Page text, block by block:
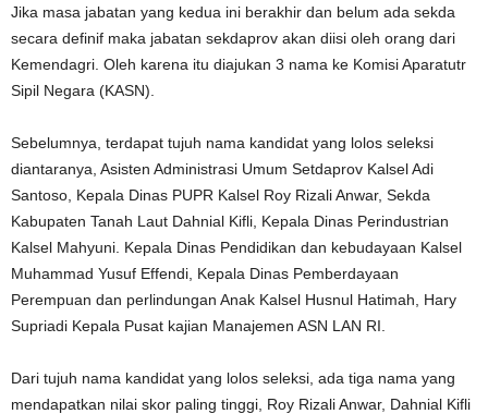
Jika masa jabatan yang kedua ini berakhir dan belum ada sekda
secara definif maka jabatan sekdaprov akan diisi oleh orang dari
Kemendagri. Oleh karena itu diajukan 3 nama ke Komisi Aparatutr
Sipil Negara (KASN).
Sebelumnya, terdapat tujuh nama kandidat yang lolos seleksi
diantaranya, Asisten Administrasi Umum Setdaprov Kalsel Adi
Santoso, Kepala Dinas PUPR Kalsel Roy Rizali Anwar, Sekda
Kabupaten Tanah Laut Dahnial Kifli, Kepala Dinas Perindustrian
Kalsel Mahyuni. Kepala Dinas Pendidikan dan kebudayaan Kalsel
Muhammad Yusuf Effendi, Kepala Dinas Pemberdayaan
Perempuan dan perlindungan Anak Kalsel Husnul Hatimah, Hary
Supriadi Kepala Pusat kajian Manajemen ASN LAN RI.
Dari tujuh nama kandidat yang lolos seleksi, ada tiga nama yang
mendapatkan nilai skor paling tinggi, Roy Rizali Anwar, Dahnial Kifli